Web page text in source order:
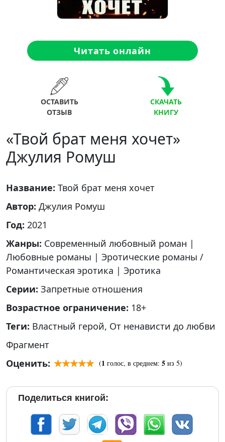
Читать онлайн
ОСТАВИТЬ
ОТЗЫВ
СКАЧАТЬ
КНИГУ
«Твой брат меня хочет»
Джулия Ромуш
Название: Твой брат меня хочет
Автор: Джулия Ромуш
Год: 2021
Жанры: Современный любовный роман |
Любовные романы | Эротические романы /
Романтическая эротика | Эротика
Серии: Запретные отношения
Возрастное ограничение: 18+
Теги: Властный герой, От ненависти до любви
Фрагмент
Оценить:
(1 голос, в среднем: 5 из 5)
Поделиться книгой: